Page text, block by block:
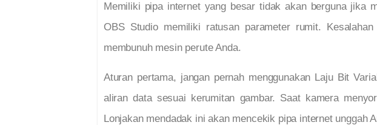
Memiliki pipa internet yang besar tidak akan berguna jika
OBS Studio memiliki ratusan parameter rumit.
membunuh mesin perute Anda.
Aturan pertama, jangan pernah menggunakan Laju Bit
aliran data sesuai kerumitan gambar. Saat kamera
Lonjakan mendadak ini akan mencekik pipa internet unggah